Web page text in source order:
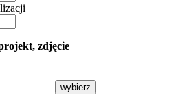
zdjęcie
wybierz